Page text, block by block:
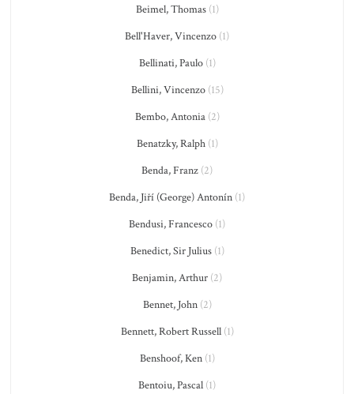
Beimel, Thomas(1)
Bell'Haver, Vincenzo (1)
Bellinati, Paulo(1)
Bellini, Vincenzo(15)
Bembo, Antonia(2)
Benatzky, Ralph(1)
Benda, Franz (2)
Benda, Jiří (George) Antonín (1)
Bendusi, Francesco (1)
Benedict, Sir Julius(1)
Benjamin, Arthur (2)
Bennet, John(2)
Bennett, Robert Russell(1)
Benshoof, Ken(1)
Bentoiu, Pascal (1)